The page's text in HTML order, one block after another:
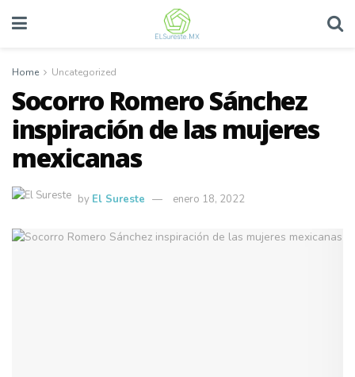
Home Uncategorized
Socorro Romero Sánchez
inspiración de las mujeres
mexicanas
by El Sureste enero 18, 2022